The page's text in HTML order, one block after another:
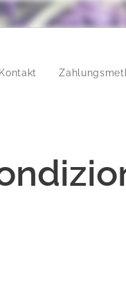
Kontakt